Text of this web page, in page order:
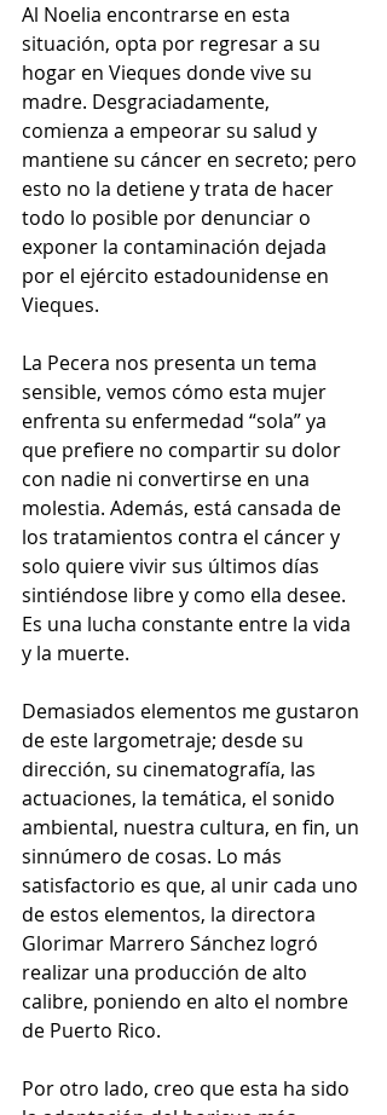
Al Noelia encontrarse en esta
situación, opta por regresar a su
hogar en Vieques donde vive su
madre. Desgraciadamente,
comienza a empeorar su salud y
mantiene su cáncer en secreto; pero
esto no la detiene y trata de hacer
todo lo posible por denunciar o
exponer la contaminación dejada
por el ejército estadounidense en
Vieques.
La Pecera nos presenta un tema
sensible, vemos cómo esta mujer
enfrenta su enfermedad “sola” ya
que prefiere no compartir su dolor
con nadie ni convertirse en una
molestia. Además, está cansada de
los tratamientos contra el cáncer y
solo quiere vivir sus últimos días
sintiéndose libre y como ella desee.
Es una lucha constante entre la vida
y la muerte.
Demasiados elementos me gustaron
de este largometraje; desde su
dirección, su cinematografía, las
actuaciones, la temática, el sonido
ambiental, nuestra cultura, en fin, un
sinnúmero de cosas. Lo más
satisfactorio es que, al unir cada uno
de estos elementos, la directora
Glorimar Marrero Sánchez logró
realizar una producción de alto
calibre, poniendo en alto el nombre
de Puerto Rico.
Por otro lado, creo que esta ha sido